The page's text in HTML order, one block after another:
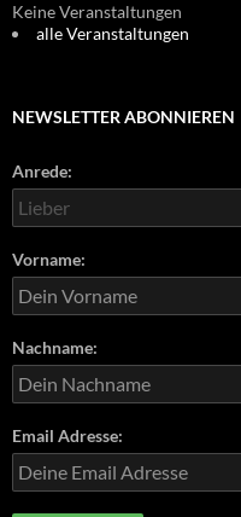
Keine Veranstaltungen
alle Veranstaltungen
NEWSLETTER ABONNIEREN
Anrede:
Vorname:
Nachname:
Email Adresse: